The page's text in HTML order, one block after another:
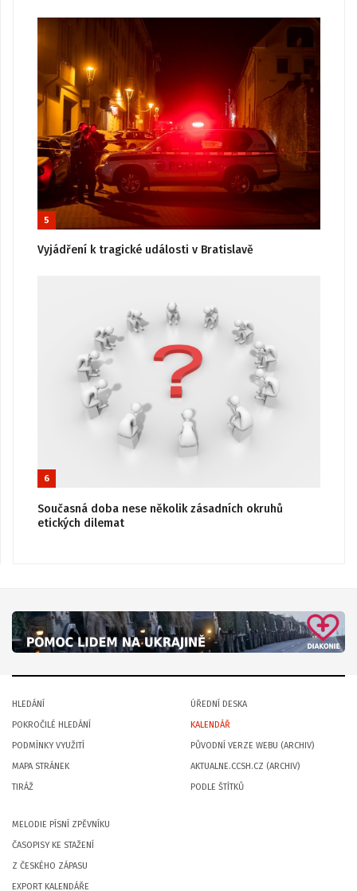
5
Vyjádření k tragické události v Bratislavě
6
Současná doba nese několik zásadních okruhů
etických dilemat
HLEDÁNÍ
POKROČILÉ HLEDÁNÍ
PODMÍNKY VYUŽITÍ
MAPA STRÁNEK
TIRÁŽ
ÚŘEDNÍ DESKA
KALENDÁŘ
PŮVODNÍ VERZE WEBU (ARCHIV)
AKTUALNE.CCSH.CZ (ARCHIV)
PODLE ŠTÍTKŮ
MELODIE PÍSNÍ ZPĚVNÍKU
ČASOPISY KE STAŽENÍ
Z ČESKÉHO ZÁPASU
EXPORT KALENDÁŘE